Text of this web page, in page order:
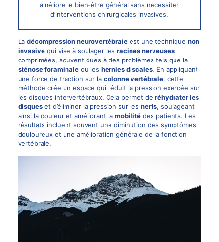
améliore le bien-être général sans nécessiter
d’interventions chirurgicales invasives.
La décompression neurovertébraleest une technique non
invasivequi vise à soulager les racines nerveuses
comprimées, souvent dues à des problèmes tels que la
sténose foraminaleou les hernies discales. En appliquant
une force de traction sur la colonne vertébrale, cette
méthode crée un espace qui réduit la pression exercée sur
les disques intervertébraux. Cela permet de réhydrater les
disqueset d’éliminer la pression sur les nerfs, soulageant
ainsi la douleur et améliorant la mobilitédes patients. Les
résultats incluent souvent une diminution des symptômes
douloureux et une amélioration générale de la fonction
vertébrale.